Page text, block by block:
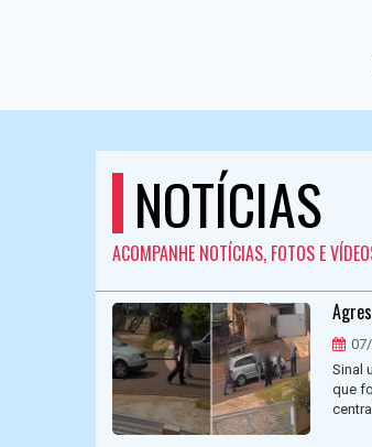
NOTÍCIAS
ACOMPANHE NOTÍCIAS, FOTOS E
Sinal
que